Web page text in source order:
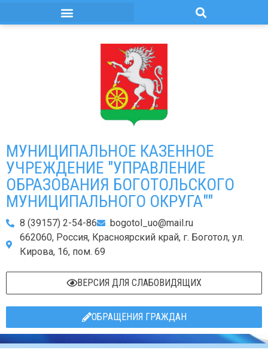
МУНИЦИПАЛЬНОЕ КАЗЕННОЕ
УЧРЕЖДЕНИЕ "УПРАВЛЕНИЕ
ОБРАЗОВАНИЯ БОГОТОЛЬСКОГО
МУНИЦИПАЛЬНОГО ОКРУГА""
8 (39157) 2-54-86
bogotol_uo@mail.ru
662060, Россия, Красноярский край, г. Боготол, ул.
Кирова, 16, пом. 69
ВЕРСИЯ ДЛЯ СЛАБОВИДЯЩИХ
ОБРАЩЕНИЯ ГРАЖДАН